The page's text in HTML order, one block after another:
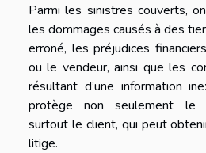
Parmi les sinistres couverts,
les dommages causés à des
erroné, les préjudices
ou le vendeur, ainsi que les
résultant d’une information
protège non seulement le
surtout le client, qui peut
litige.